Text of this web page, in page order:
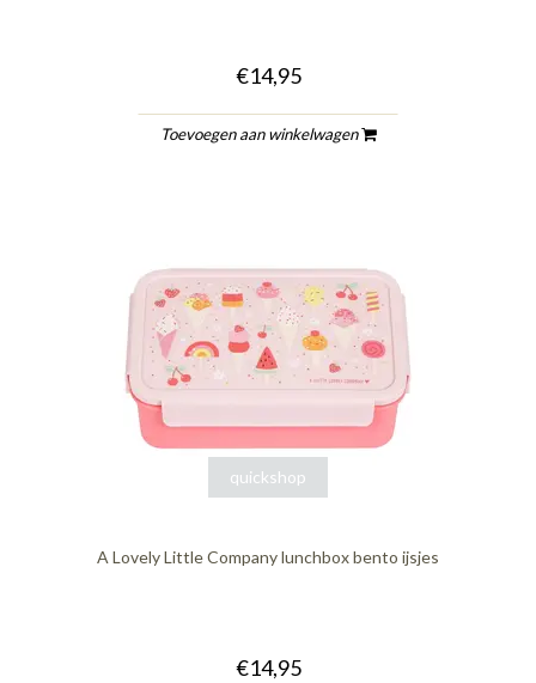
€14,95
Toevoegen aan winkelwagen
quickshop
A Lovely Little Company lunchbox bento ijsjes
€14,95